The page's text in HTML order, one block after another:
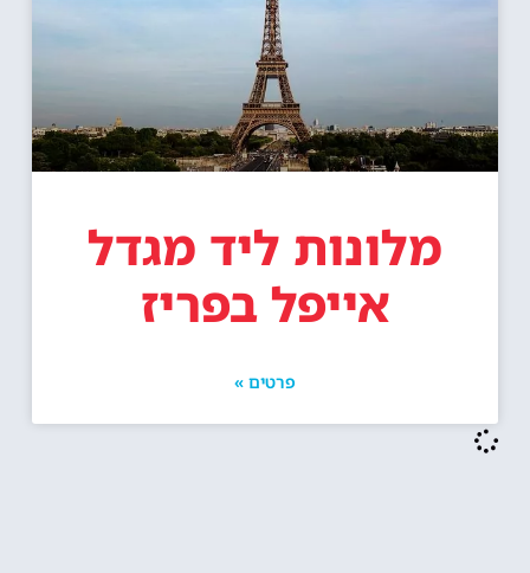
מלונות ליד מגדל
אייפל בפריז
פרטים »